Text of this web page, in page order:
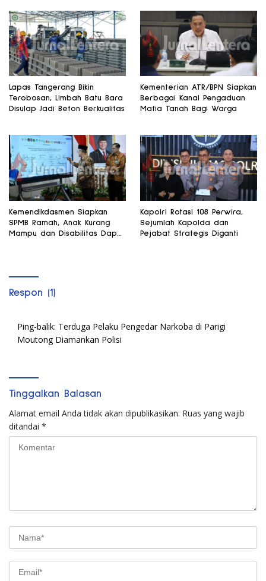
Lapas Tangerang Bikin
Terobosan, Limbah Batu Bara
Disulap Jadi Beton Berkualitas
Kementerian ATR/BPN Siapkan
Berbagai Kanal Pengaduan
Mafia Tanah Bagi Warga
Kemendikdasmen Siapkan
SPMB Ramah, Anak Kurang
Mampu dan Disabilitas Dapat
Kapolri Rotasi 108 Perwira,
Sejumlah Kapolda dan
Pejabat Strategis Diganti
Respon (1)
Ping-balik: Terduga Pelaku Pengedar Narkoba di Parigi
Moutong Diamankan Polisi
Tinggalkan Balasan
Alamat email Anda tidak akan dipublikasikan. Ruas yang wajib
ditandai *